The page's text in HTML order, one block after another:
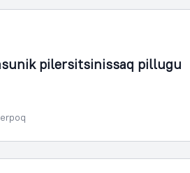
pilersitsinissaq pillugu